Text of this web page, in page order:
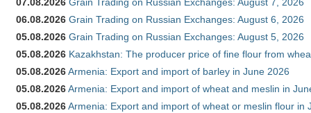
07.08.2026 Grain Trading on Russian Exchanges: August 7, 2026
06.08.2026 Grain Trading on Russian Exchanges: August 6, 2026
05.08.2026 Grain Trading on Russian Exchanges: August 5, 2026
05.08.2026 Kazakhstan: The producer price of fine flour from
05.08.2026Armenia: Export and import of barley in June 2026
05.08.2026Armenia: Export and import of wheat and meslin in
05.08.2026Armenia: Export and import of wheat or meslin flour in